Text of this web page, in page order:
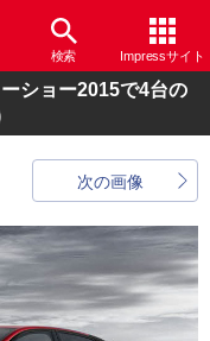
検索 Impressサイト
ショー2015で4台の
次の画像